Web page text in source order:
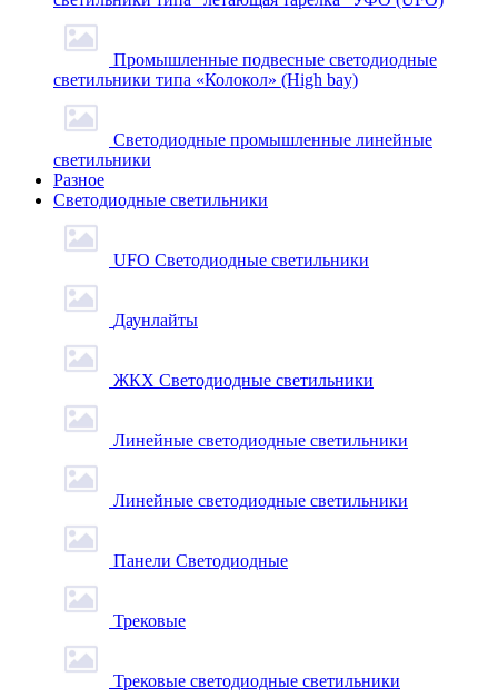
Промышленные подвесные cветодиодные
светильники типа «Колокол» (High bay)
Светодиодные промышленные линейные
светильники
Разное
Светодиодные светильники
UFO Светодиодные светильники
Даунлайты
ЖКХ Светодиодные светильники
Линейные светодиодные светильники
Линейные светодиодные светильники
Панели Светодиодные
Трековые
Трековые светодиодные светильники